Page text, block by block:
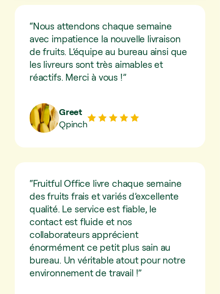
“Nous attendons chaque semaine
avec impatience la nouvelle livraison
de fruits. L’équipe au bureau ainsi que
les livreurs sont très aimables et
réactifs. Merci à vous !”
Greet
Qpinch
“Fruitful Office livre chaque semaine
des fruits frais et variés d’excellente
qualité. Le service est fiable, le
contact est fluide et nos
collaborateurs apprécient
énormément ce petit plus sain au
bureau. Un véritable atout pour notre
environnement de travail !”